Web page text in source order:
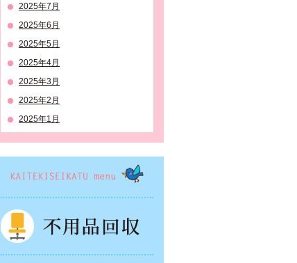
2025年7月
2025年6月
2025年5月
2025年4月
2025年3月
2025年2月
2025年1月